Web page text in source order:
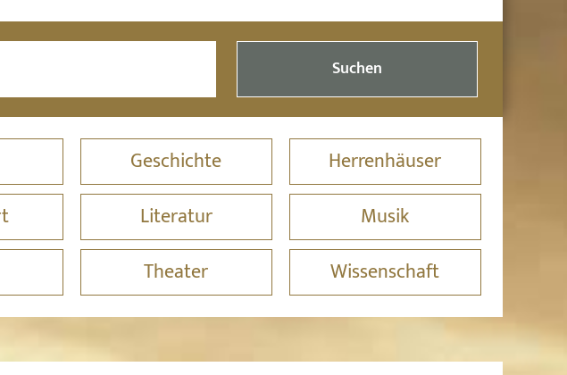
Suchen
Geschichte
Herrenhäuser
Literatur
Musik
Theater Wissenschaft